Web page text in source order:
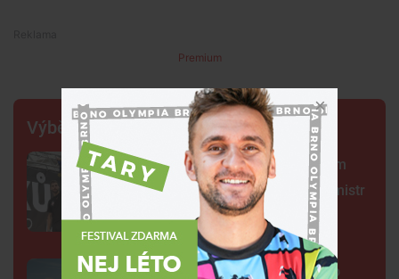
Premium
Výběr šéfredaktora
Centrum Brna ovládli šermíři. Jsem
jako Kung Fu Panda, řekl čerstvý mistr
světa
Na plovárně ve Znojmě se popralo